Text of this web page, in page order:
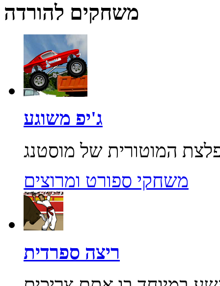
משחקים להורדה
ג'יפ משוגע
משחקי ספורט ומרוצים
ריצה ספרדית